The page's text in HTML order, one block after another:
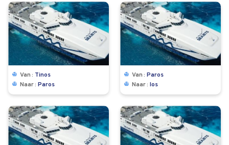
Van
Tinos
Naar
Paros
Van
Paros
Naar
Ios